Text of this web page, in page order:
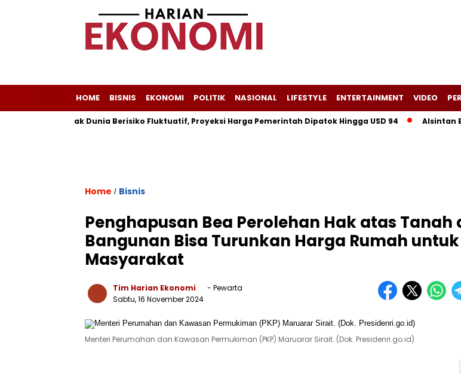
HOME BISNIS EKONOMI POLITIK NASIONAL LIFESTYLE ENTERTAINMENT VIDEO
Minyak Dunia Berisiko Fluktuatif, Proyeksi Harga Pemerintah Dipatok Hingga USD 94 Alsintan
Home / Bisnis
Penghapusan Bea Perolehan Hak atas Tanah
Bangunan Bisa Turunkan Harga Rumah untuk
Masyarakat
Tim Harian Ekonomi
- Pewarta
Sabtu, 16 November 2024
Menteri Perumahan dan Kawasan Permukiman (PKP) Maruarar Sirait. (Dok. Presidenri.go.id)